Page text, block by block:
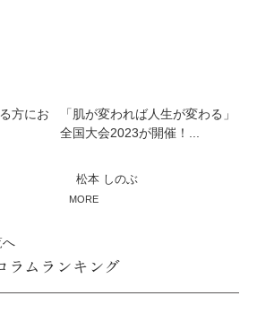
方にお
「肌が変われば人生が変わる」
全国大会2023が開催！...
松本 しのぶ
MORE
へ
ラムランキング